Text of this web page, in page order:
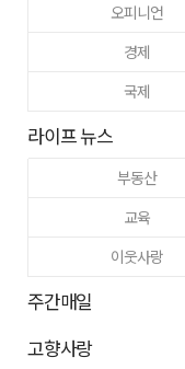
오피니언
경제
국제
라이프 뉴스
부동산
교육
이웃사랑
주간매일
고향사랑